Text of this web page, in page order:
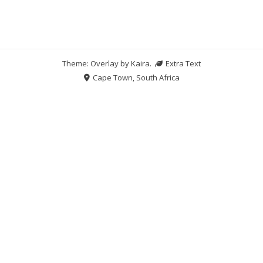
Theme: Overlay byKaira.
Extra Text
Cape Town, South Africa